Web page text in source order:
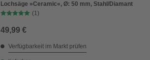
Lochsäge »Ceramic«, Ø: 50 mm, Stahl/Diamant
(1)
49,99 €
Verfügbarkeit im Markt prüfen